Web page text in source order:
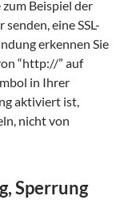
Beispiel der
eine SSL-
erkennen Sie
“http://” auf
in Ihrer
aktiviert ist,
nicht von
Sperrung